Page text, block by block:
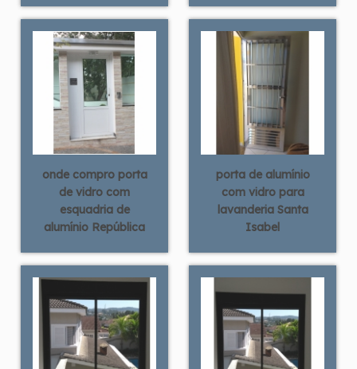
onde compro porta
de vidro com
esquadria de
alumínio República
porta de alumínio
com vidro para
lavanderia Santa
Isabel